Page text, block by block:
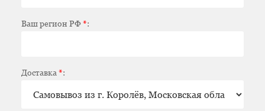
Ваш регион РФ*:
Доставка *: